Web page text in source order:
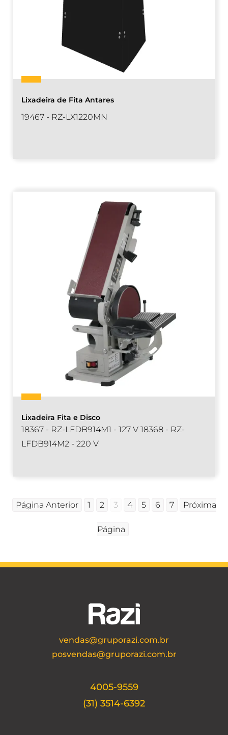
Lixadeira de Fita Antares
19467 - RZ-LX1220MN
Lixadeira Fita e Disco
18367 - RZ-LFDB914M1 - 127 V 18368 - RZ-
LFDB914M2 - 220 V
Página Anterior 1 2 3 4 5 6 7 Próxima
Página
vendas@gruporazi.com.br
posvendas@gruporazi.com.br
4005-9559
(31) 3514-6392